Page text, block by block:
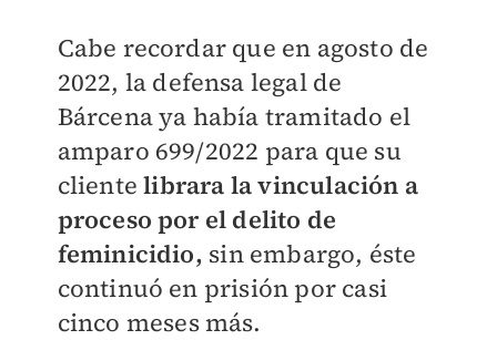
Cabe recordar que en agosto de
2022, la defensa legal de
Bárcena ya había tramitado el
amparo 699/2022 para que su
clientelibrara la vinculación a
proceso por el delito de
feminicidio, sin embargo, éste
continuó en prisión por casi
cinco meses más.